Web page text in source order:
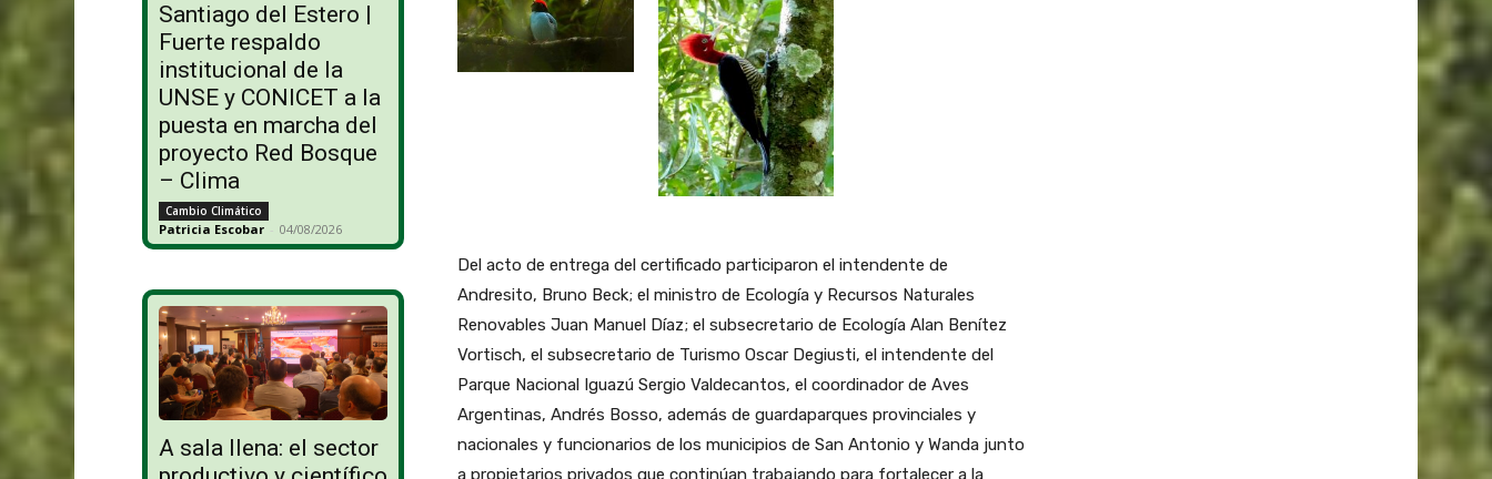
Santiago del Estero |
Fuerte respaldo
institucional de la
UNSE y CONICET a la
puesta en marcha del
proyecto Red Bosque
– Clima
Cambio Climático
Patricia Escobar - 04/08/2026
A sala llena: el sector
Del acto de entrega del certificado participaron el intendente de
Andresito, Bruno Beck; el ministro de Ecología y Recursos Naturales
Renovables Juan Manuel Díaz; el subsecretario de Ecología Alan Benítez
Vortisch, el subsecretario de Turismo Oscar Degiusti, el intendente del
Parque Nacional Iguazú Sergio Valdecantos, el coordinador de Aves
Argentinas, Andrés Bosso, además de guardaparques provinciales y
nacionales y funcionarios de los municipios de San Antonio y Wanda junto
a propietarios privados que continúan trabajando para fortalecer a la